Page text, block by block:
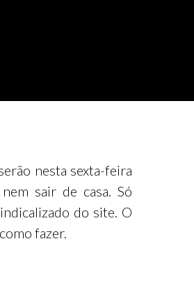
nesta sexta-feira
sair de casa. Só
do site. O
fazer.